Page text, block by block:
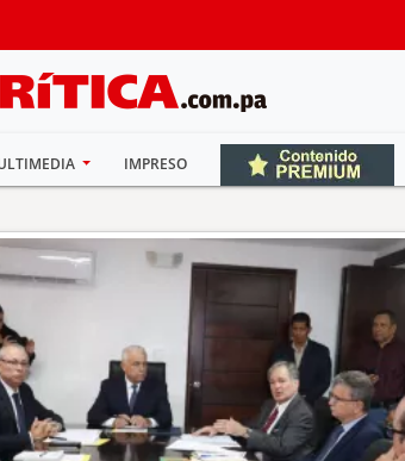
IMPRESO